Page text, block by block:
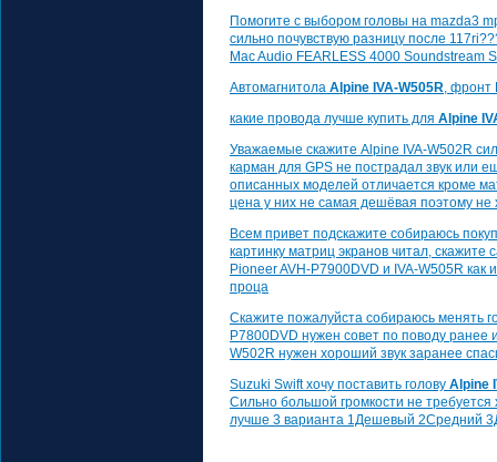
Помогите с выбором головы на mazda3
сильно почувствую разницу после
Mac Audio FEARLESS 4000 Soundstream
Автомагнитола Alpine IVA-W505R, фронт
какие провода лучше купить для Alpine
Уважаемые скажите Alpine IVA-W502R
карман для GPS не пострадал звук или
описанных моделей отличается кроме
цена у них не самая дешёвая поэтому
Всем привет подскажите собираюсь
картинку матриц экранов читал,
Pioneer AVH-P7900DVD и IVA-W505R как
проца
Скажите пожалуйста собираюсь менять
P7800DVD нужен совет по поводу
W502R нужен хороший звук заранее
Suzuki Swift хочу поставить голову Alpine
Сильно большой громкости не требуется
лучше 3 варианта 1Дешевый 2Средний